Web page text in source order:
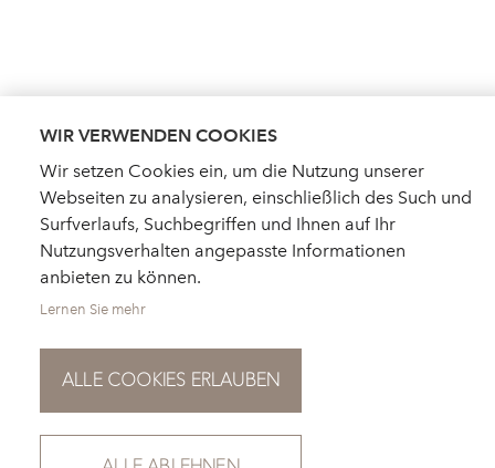
HÄNDLERSUCHE
KATALOGBESTELLUNG
NEWSLETTER
WIR VERWENDEN COOKIES
Wir setzen Cookies ein, um die Nutzung unserer
Webseiten zu analysieren, einschließlich des Such und
Surfverlaufs, Suchbegriffen und Ihnen auf Ihr
Nutzungsverhalten angepasste Informationen
anbieten zu können.
Lernen Sie mehr
ALLE COOKIES ERLAUBEN